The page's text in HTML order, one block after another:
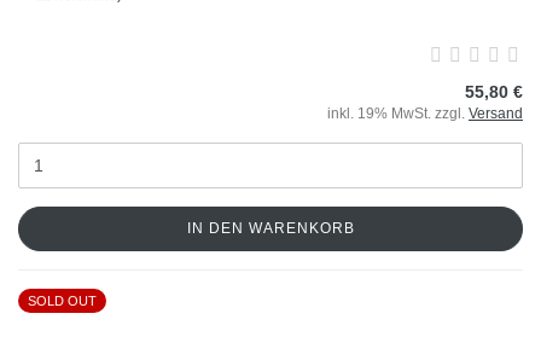
55,80 €
inkl. 19% MwSt. zzgl. Versand
IN DEN WARENKORB
SOLD OUT